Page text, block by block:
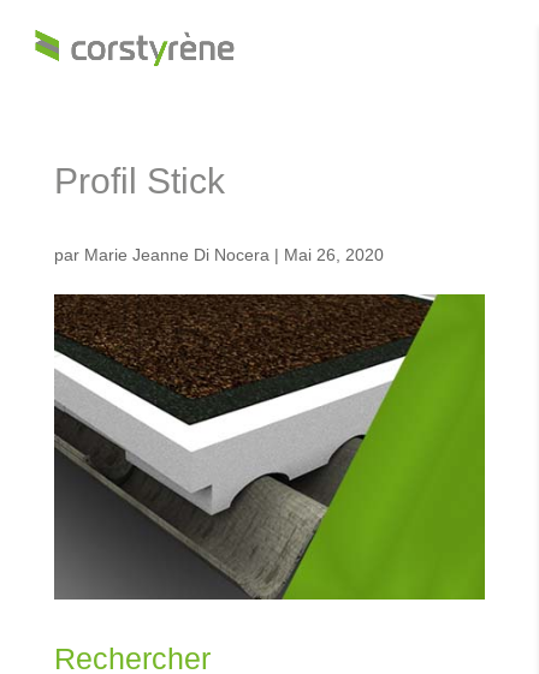
Profil Stick
par Marie Jeanne Di Nocera | Mai 26, 2020
Rechercher